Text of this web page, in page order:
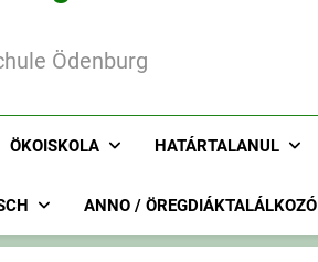
Ödenburg
ÖKOISKOLA HATÁRTALANUL
ANNO / ÖREGDIÁKTALÁLKOZÓ